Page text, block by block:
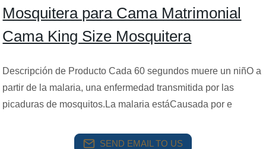
Mosquitera para Cama Matrimonial
Cama King Size Mosquitera
Descripción de Producto Cada 60 segundos muere un niñO a
partir de la malaria, una enfermedad transmitida por las
picaduras de mosquitos.La malaria estáCausada por e
SEND EMAIL TO US